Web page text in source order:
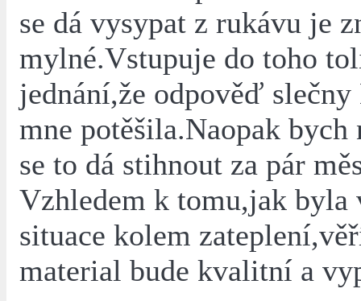
se dá vysypat z rukávu je
mylné.Vstupuje do toho
jednání,že odpověď
mne potěšila.Naopak bych
se to dá stihnout za pár
Vzhledem k tomu,jak byla
situace kolem
material bude kvalitní a